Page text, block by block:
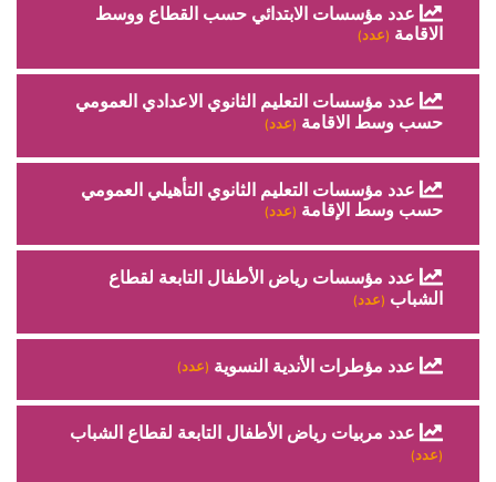
عدد مؤسسات الابتدائي حسب القطاع ووسط
الاقامة (عدد)
عدد مؤسسات التعليم الثانوي الاعدادي العمومي
حسب وسط الاقامة (عدد)
عدد مؤسسات التعليم الثانوي التأهيلي العمومي
حسب وسط الإقامة (عدد)
عدد مؤسسات رياض الأطفال التابعة لقطاع
الشباب (عدد)
عدد مؤطرات الأندية النسوية (عدد)
عدد مربيات رياض الأطفال التابعة لقطاع الشباب
(عدد)